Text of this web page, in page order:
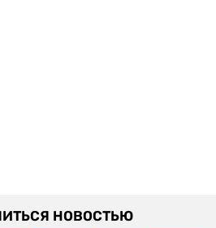
НОВОСТЬЮ